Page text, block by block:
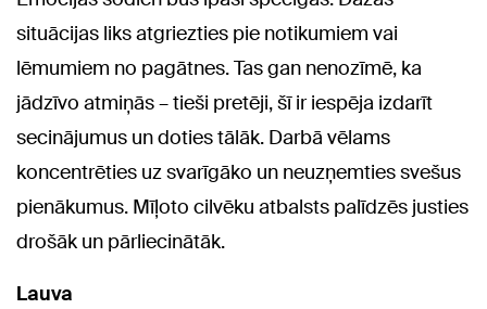
situācijas liks atgriezties pie notikumiem vai
lēmumiem no pagātnes. Tas gan nenozīmē, ka
jādzīvo atmiņās – tieši pretēji, šī ir iespēja izdarīt
secinājumus un doties tālāk. Darbā vēlams
koncentrēties uz svarīgāko un neuzņemties svešus
pienākumus. Mīļoto cilvēku atbalsts palīdzēs justies
drošāk un pārliecinātāk.
Lauva